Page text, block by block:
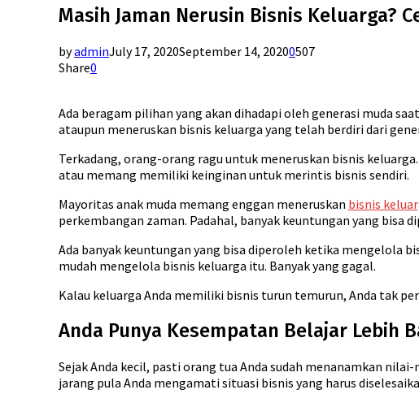
Masih Jaman Nerusin Bisnis Keluarga?
byadminJuly 17, 2020September 14, 20200507
Share0
Ada beragam pilihan yang akan dihadapi oleh generasi muda
ataupun meneruskan bisnis keluarga yang telah berdiri dari
Terkadang, orang-orang ragu untuk meneruskan bisnis
atau memang memiliki keinginan untuk merintis bisnis sendiri.
Mayoritas anak muda memang enggan meneruskan bisnis
perkembangan zaman. Padahal, banyak keuntungan yang bisa
Ada banyak keuntungan yang bisa diperoleh ketika mengelola
mudah mengelola bisnis keluarga itu. Banyak yang gagal.
Kalau keluarga Anda memiliki bisnis turun temurun, Anda tak
Anda Punya Kesempatan Belajar Lebih
Sejak Anda kecil, pasti orang tua Anda sudah menanamkan
jarang pula Anda mengamati situasi bisnis yang harus